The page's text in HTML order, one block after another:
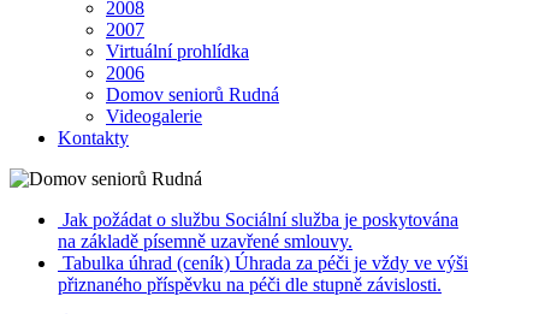
2008
2007
Virtuální prohlídka
2006
Domov seniorů Rudná
Videogalerie
Kontakty
Jak požádat o službu Sociální služba je poskytována
na základě písemně uzavřené smlouvy.
Tabulka úhrad (ceník) Úhrada za péči je vždy ve výši
přiznaného příspěvku na péči dle stupně závislosti.